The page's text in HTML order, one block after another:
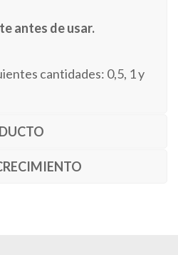
antes de usar.
cantidades: 0,5, 1 y